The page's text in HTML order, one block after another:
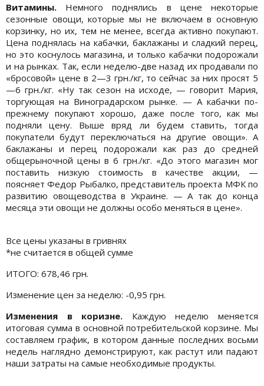
Витамины. Немного поднялись в цене некоторые
сезонные овощи, которые мы не включаем в основную
корзинку, но их, тем не менее, всегда активно покупают.
Цена поднялась на кабачки, баклажаны и сладкий перец,
но это коснулось магазина, и только кабачки подорожали
и на рынках. Так, если неделю-две назад их продавали по
«бросовой» цене в 2—3 грн./кг, то сейчас за них просят 5
—6 грн./кг. «Ну так сезон на исходе, — говорит Мария,
торгующая на Виноградарском рынке. — А кабачки по-
прежнему покупают хорошо, даже после того, как мы
подняли цену. Выше вряд ли будем ставить, тогда
покупатели будут переключаться на другие овощи». А
баклажаны и перец подорожали как раз до средней
общерыночной цены в 6 грн./кг. «До этого магазин мог
поставить низкую стоимость в качестве акции, —
поясняет Федор Рыбалко, представитель проекта МФК по
развитию овощеводства в Украине. — А так до конца
месяца эти овощи не должны особо меняться в цене».
Все цены указаны в гривнях
*не считается в общей сумме
ИТОГО: 678,46 грн.
Изменение цен за неделю: -0,95 грн.
Изменения в коризне. Каждую неделю меняется
итоговая сумма в основной потребительской корзине. Мы
составляем график, в котором данные последних восьми
недель наглядно демонстрируют, как растут или падают
наши затраты на самые необходимые продукты.